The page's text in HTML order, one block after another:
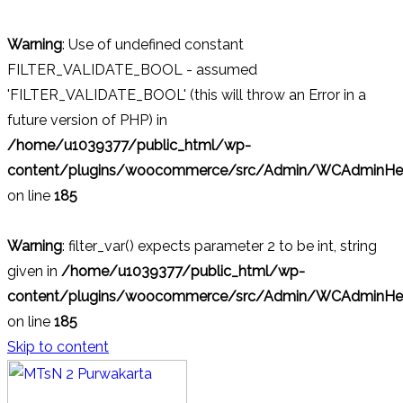
Warning: Use of undefined constant
FILTER_VALIDATE_BOOL - assumed
'FILTER_VALIDATE_BOOL' (this will throw an Error in a
future version of PHP) in
/home/u1039377/public_html/wp-
content/plugins/woocommerce/src/Admin/
on line 185
Warning: filter_var() expects parameter 2 to be int, string
given in /home/u1039377/public_html/wp-
content/plugins/woocommerce/src/Admin/
on line 185
Skip to content